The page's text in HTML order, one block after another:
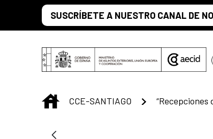
Skip to Main ContentSUSCRÍBETE A NUESTRO CANAL DE
INICIO
CCE-SANTIAGO “Recepciones